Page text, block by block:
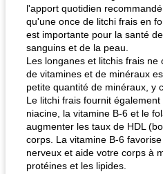
fiesta tostadas
l'apport quotidien
qu'une once de litchi frais en
est importante pour la santé
sanguins et de la peau.
Les longanes et litchis frais
de vitamines et de minéraux
petite quantité de minéraux, y
Le litchi frais fournit
niacine, la vitamine B-6 et le
augmenter les taux de HDL
corps. La vitamine B-6
nerveux et aide votre corps à
protéines et les lipides.